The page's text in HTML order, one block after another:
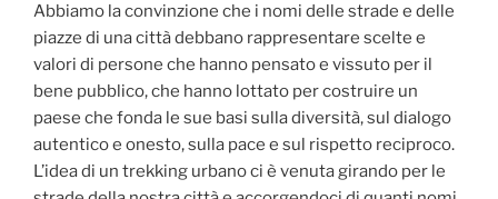
Abbiamo la convinzione che i nomi delle strade e delle
piazze di una città debbano rappresentare scelte e
valori di persone che hanno pensato e vissuto per il
bene pubblico, che hanno lottato per costruire un
paese che fonda le sue basi sulla diversità, sul dialogo
autentico e onesto, sulla pace e sul rispetto reciproco.
L’idea di un trekking urbano ci è venuta girando per le